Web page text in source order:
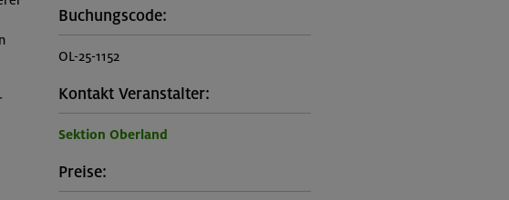
Buchungscode:
OL-25-1152
Kontakt Veranstalter:
Sektion Oberland
Preise: